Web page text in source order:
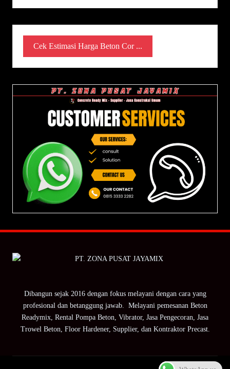
Cek Estimasi Harga Beton Cor ...
Dibangun sejak 2016 dengan fokus melayani dengan cara yang
profesional dan betanggung jawab. Melayani pemesanan Beton
Readymix, Rental Pompa Beton, Vibrator, Jasa Pengecoran, Jasa
Trowel Beton, Floor Hardener, Supplier, dan Kontraktor Precast.